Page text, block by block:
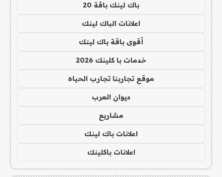
باك لينك باقة 20
اعلانات الباك لينك
أقوى باقة باك لينك
خدمات با كلينك 2026
موقع تجاربنا تجارب الحياه
ديوان العرب
مشاريع
اعلانات باك لينك
اعلانات باكلينك